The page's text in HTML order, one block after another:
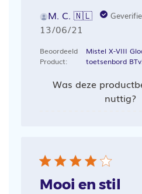
M. C. 🇳🇱
Publicatiedatum
13/06/21
Beoordeeld
Product:
Mistel X-VIII
toetsenbord
Was deze
nuttig?
Mooi en stil